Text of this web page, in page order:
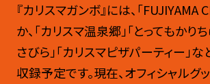
『カリスマガンボ』には、「FUJIYAMA
か、「カリスマ温泉郷」「とってもかり
さびら」「カリスマピザパーティー」
収録予定です。現在、オフィシャルグ